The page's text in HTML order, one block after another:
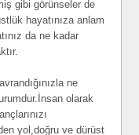
gibi görünseler de
hayatınıza anlam
da ne kadar
ne
olarak
yol,doğru ve dürüst